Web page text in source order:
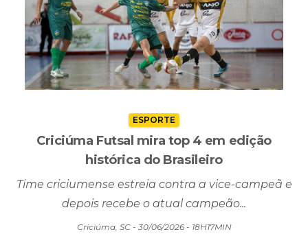
ESPORTE
Criciúma Futsal mira top 4 em edição
histórica do Brasileiro
Time criciumense estreia contra a vice-campeã e